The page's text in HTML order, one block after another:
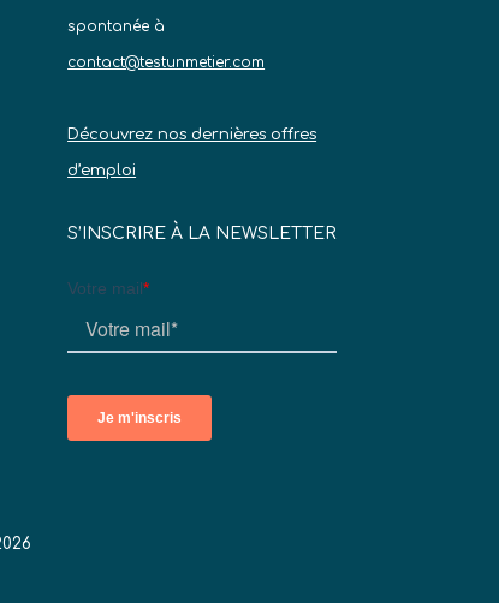
spontanée à
contact@testunmetier.com
Découvrez nos dernières offres
d’emploi
S’INSCRIRE À LA NEWSLETTER